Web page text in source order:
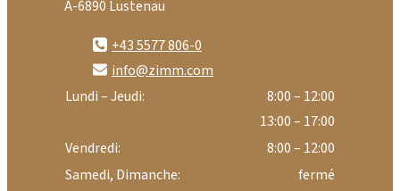
A-6890 Lustenau
+43 5577 806-0
info@zimm.com
Lundi – Jeudi:
8:00 – 12:00
13:00 – 17:00
Vendredi:
8:00 – 12:00
Samedi, Dimanche:
fermé